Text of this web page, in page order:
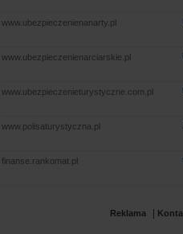
www.ubezpieczenienanarty.pl
www.ubezpieczenienarciarskie.pl
www.ubezpieczenieturystyczne.com.pl
www.polisaturystyczna.pl
finanse.rankomat.pl
Reklama